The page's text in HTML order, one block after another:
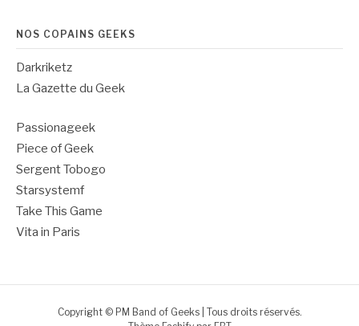
NOS COPAINS GEEKS
Darkriketz
La Gazette du Geek
Passionageek
Piece of Geek
Sergent Tobogo
Starsystemf
Take This Game
Vita in Paris
Copyright © PM Band of Geeks | Tous droits réservés.